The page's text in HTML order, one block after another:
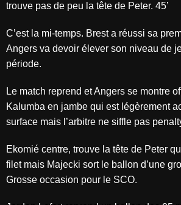
trouve pas de peu la tête de Peter. 45’
C’est la mi-temps. Brest a réussi sa
Angers va devoir élever son niveau de
période.
Le match reprend et Angers se montre
Kalumba en jambe qui est légèrement
surface mais l’arbitre ne siffle pas
Ekomié centre, trouve la tête de Peter
filet mais Majecki sort le ballon d’une
Grosse occasion pour le SCO.